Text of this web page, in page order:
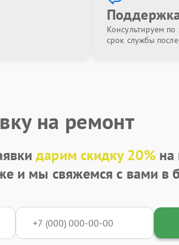
Консультируем
срок службы
на ремонт
дарим скидку 20%на
и мы свяжемся с вами в